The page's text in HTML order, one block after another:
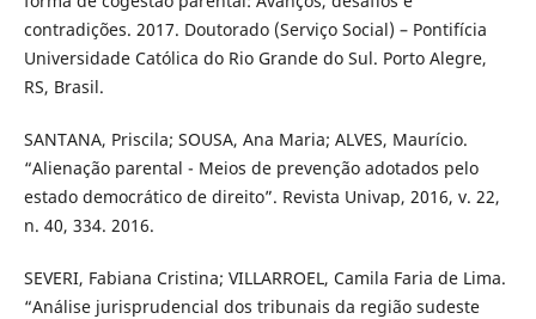
contradições. 2017. Doutorado (Serviço Social) – Pontifícia
Universidade Católica do Rio Grande do Sul. Porto Alegre,
RS, Brasil.
SANTANA, Priscila; SOUSA, Ana Maria; ALVES, Maurício.
“Alienação parental - Meios de prevenção adotados pelo
estado democrático de direito”. Revista Univap, 2016, v. 22,
n. 40, 334. 2016.
SEVERI, Fabiana Cristina; VILLARROEL, Camila Faria de Lima.
“Análise jurisprudencial dos tribunais da região sudeste